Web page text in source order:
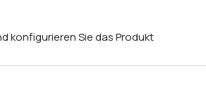
konfigurieren Sie das Produkt